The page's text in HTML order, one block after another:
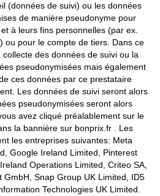
Gilet matelassé sans manches,
ultra-léger
CHF 49,95
(données de suivi) ou les données
de manière pseudonyme pour
à leurs fins personnelles (par ex.
ou pour le compte de tiers. Dans ce
des données de suivi ou la
pseudonymisées mais également
ces données par ce prestataire
Les données de suivi seront alors
pseudonymisées seront alors
avez cliqué préalablement sur le
la bannière sur bonprix.fr . Les
les entreprises suivantes: Meta
Google Ireland Limited, Pinterest
Operations Limited, Criteo SA,
GmbH, Snap Group UK Limited, ID5
Technologies UK Limited.